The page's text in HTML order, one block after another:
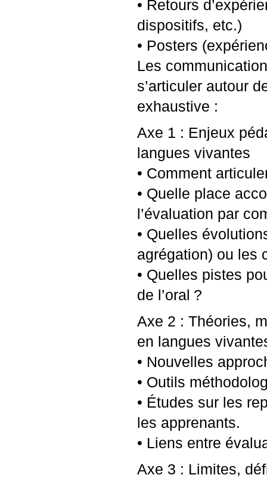
• Retours
dispositifs, etc.)
• Posters
Les
s’articuler autour
exhaustive :
Axe 1 : Enjeux
langues vivantes
• Comment
• Quelle place
l’évaluation par
• Quelles
agrégation) ou les
• Quelles pistes
de l’oral ?
Axe 2 : Théories,
en langues
• Nouvelles
• Outils
• Études sur les
les apprenants.
• Liens entre
Axe 3 : Limites,